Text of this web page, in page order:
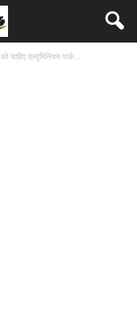
एल्यूमिनियम पार्क...